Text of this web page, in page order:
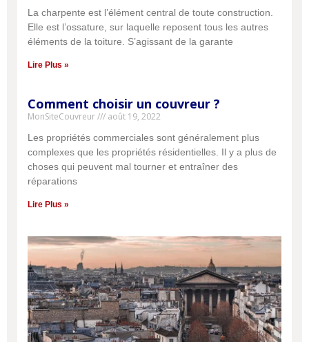
La charpente est l’élément central de toute construction.
Elle est l’ossature, sur laquelle reposent tous les autres
éléments de la toiture. S’agissant de la garante
Lire Plus »
Comment choisir un couvreur ?
MonSiteCouvreur août 19, 2022
Les propriétés commerciales sont généralement plus
complexes que les propriétés résidentielles. Il y a plus de
choses qui peuvent mal tourner et entraîner des
réparations
Lire Plus »